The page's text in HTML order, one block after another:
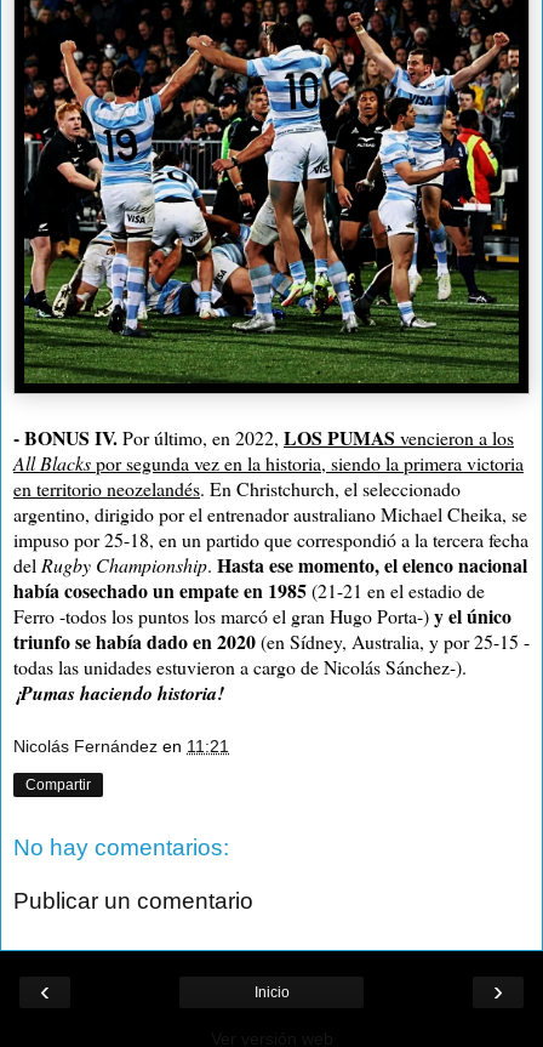
- BONUS IV.Por último, en 2022, LOS PUMAS vencieron a los
All Blackspor segunda vez en la historia, siendo la primera victoria
en territorio neozelandés. En Christchurch, el seleccionado
argentino, dirigido por el entrenador australiano Michael Cheika, se
impuso por 25-18, en un partido que correspondió a la tercera fecha
del Rugby Championship. Hasta ese momento, el elenco nacional
había cosechado un empate en 1985(21-21 en el estadio de
Ferro -todos los puntos los marcó el gran Hugo Porta-)y el único
triunfo se había dado en 2020(en Sídney, Australia, y por 25-15 -
todas las unidades estuvieron a cargo de Nicolás Sánchez-).
¡Pumas haciendo historia!
Nicolás Fernández en 11:21
Compartir
No hay comentarios:
Publicar un comentario
‹ ›
Inicio